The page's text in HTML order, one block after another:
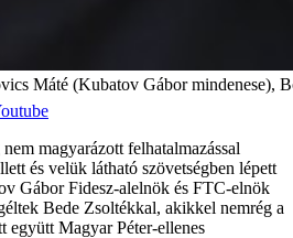
Máté (Kubatov Gábor mindenese),
magyarázott felhatalmazással
és velük látható szövetségben lépett
Gábor Fidesz-alelnök és FTC-elnök
Bede Zsoltékkal, akikkel nemrég a
együtt Magyar Péter-ellenes